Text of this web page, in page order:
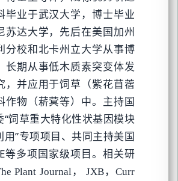
毕业于武汉大学，博士毕业
苏达大学，先后在美国加州
分校和北卡州立大学从事博
长期从事低木质素突变体发
，并应用于饲草（紫花苜蓿
作物（菥蓂等）中。主持国
“饲草重大特化性状基因模块
用”专项项目、共同主持美国
等多项国家级项目。相关研
Plant Journal， JXB，Curr